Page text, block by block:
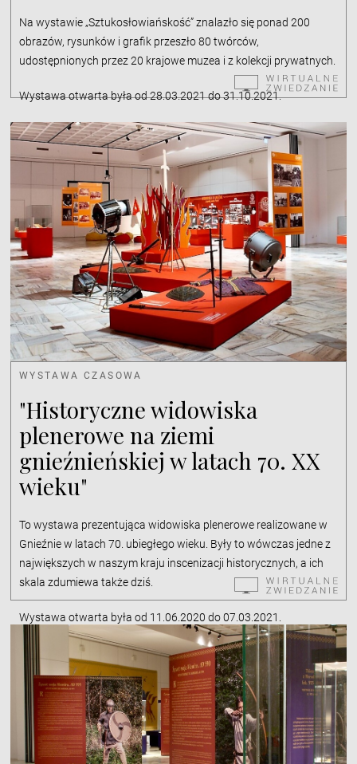
Na wystawie „Sztukosłowiańskość” znalazło się ponad 200
obrazów, rysunków i grafik przeszło 80 twórców,
udostępnionych przez 20 krajowe muzea i z kolekcji prywatnych.
Wystawa otwarta była od 28.03.2021 do 31.10.2021.
WYSTAWA CZASOWA
"Historyczne widowiska
plenerowe na ziemi
gnieźnieńskiej w latach 70. XX
wieku"
To wystawa prezentująca widowiska plenerowe realizowane w
Gnieźnie w latach 70. ubiegłego wieku. Były to wówczas jedne z
największych w naszym kraju inscenizacji historycznych, a ich
skala zdumiewa także dziś.
Wystawa otwarta była od 11.06.2020 do 07.03.2021.